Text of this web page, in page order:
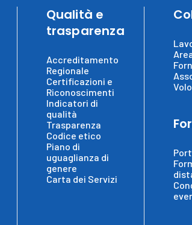
Qualità e
trasparenza
Accreditamento
Regionale
Certificazioni e
Riconoscimenti
Indicatori di
qualità
Trasparenza
Codice etico
Piano di
uguaglianza di
genere
Carta dei Servizi